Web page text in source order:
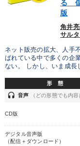
る 儲
版
角井
サル
ネット販売の拡大、人手
ばれている中で多くの企
ない。 しかし、いま成
形 態
headset 音声 （どの形態でも内容
CD版
デジタル音声版
（配信＋ダウンロード）